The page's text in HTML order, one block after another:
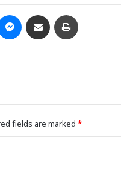
MessengerՈւղարկել նամակ
fields are marked *